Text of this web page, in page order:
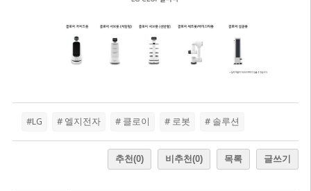
#LG # 엘지전자 # 클로이 # 로봇 # 솔루션
추천(0) 비추천(0) 목록 글쓰기